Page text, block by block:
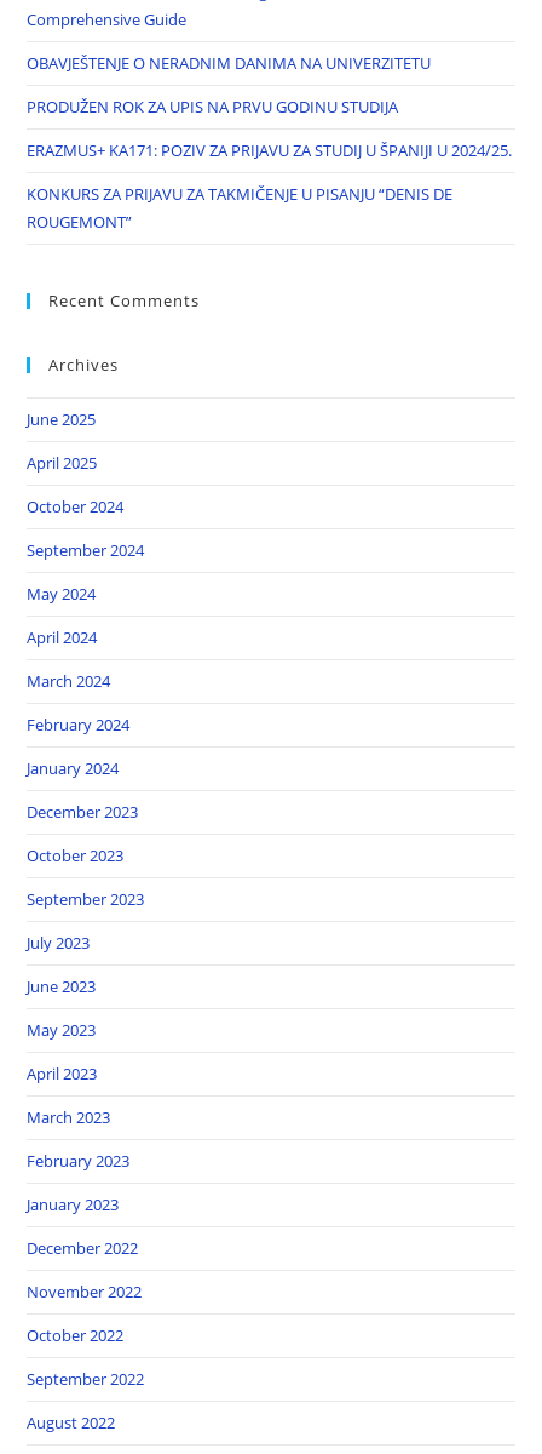
Comprehensive Guide
OBAVJEŠTENJE O NERADNIM DANIMA NA UNIVERZITETU
PRODUŽEN ROK ZA UPIS NA PRVU GODINU STUDIJA
ERAZMUS+ KA171: POZIV ZA PRIJAVU ZA STUDIJ U ŠPANIJI U 2024/25.
KONKURS ZA PRIJAVU ZA TAKMIČENJE U PISANJU “DENIS DE
ROUGEMONT”
Recent Comments
Archives
June 2025
April 2025
October 2024
September 2024
May 2024
April 2024
March 2024
February 2024
January 2024
December 2023
October 2023
September 2023
July 2023
June 2023
May 2023
April 2023
March 2023
February 2023
January 2023
December 2022
November 2022
October 2022
September 2022
August 2022